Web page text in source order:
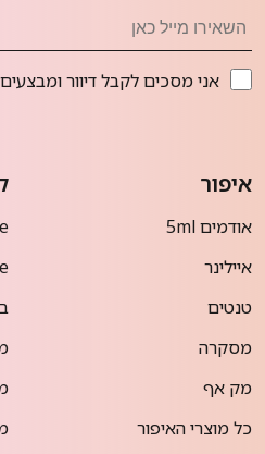
אני מסכים לקבל דיוור
איפור
אודמים 5ml
איילינר
טנטים
מסקרה
מק אף
כל מוצרי האיפור